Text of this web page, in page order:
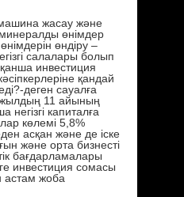
жасау және
өнімдер
өндіру –
салалары болып
инвестиция
қандай
деген сауалға
жылдың 11 айының
капиталға
көлемі 5,8%
асқан және де іске
және орта бизнесті
бағдарламалары
инвестиция сомасы
астам жоба